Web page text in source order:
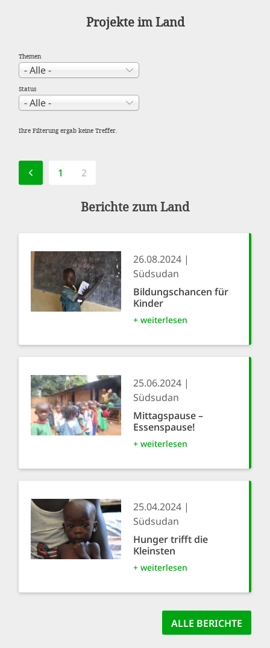
Projekte im Land
Themen
Status
Ihre Filterung ergab keine Treffer.
Seitennummerierung
VORHERIGE SEITE
PAGE
1 AKTUELLE
2
Berichte zum Land
26.08.2024
Südsudan
Bildungschancen für
Kinder
+ weiterlesen
25.06.2024
Südsudan
Mittagspause –
Essenspause!
+ weiterlesen
25.04.2024
Südsudan
Hunger trifft die
Kleinsten
+ weiterlesen
ALLE BERICHTE